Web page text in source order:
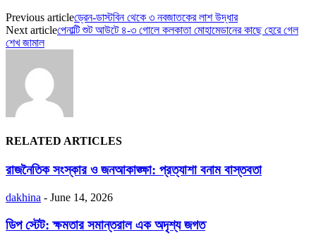
Previous articleড্রেন-ডাস্টবিন থেকে ৩ নবজাতকের লাশ উদ্ধার
Next articleপেনাল্টি শুট আউটে ৪-৩ গোলে কলকাতা মোহামেডানের কাছে হেরে গেল
শেখ জামাল
RELATED ARTICLES
রাজনৈতিক সংস্কার ও জনআকাঙ্ক্ষা: প্রত্যাশা বনাম বাস্তবতা
dakhina - June 14, 2026
ডিপ স্টেট: ক্ষমতার সমান্তরাল এক অদৃশ্য জগত